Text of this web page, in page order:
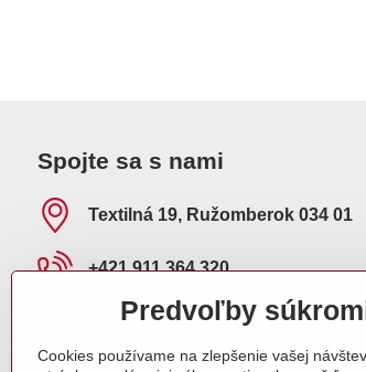
Spojte sa s nami
Textilná 19, Ružomberok 034 01
+421 911 364 320
info​@adelafilipp​.sk
Predvoľby
Cookies používame na zlepšenie vašej